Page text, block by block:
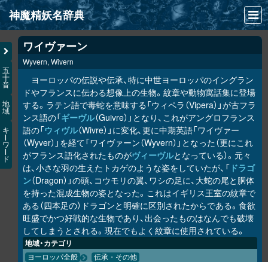
神魔精妖名辞典
NEWS
INFO
文献
検索
凖項目
画像資料便覧
LINK
五
十
音
地
域
キ
ワ
ド
ワイヴァーン
Wyvern, Wivern
ヨーロッパの伝説や伝承、特に中世ヨーロッパのイングラン
ドやフランスに伝わる想像上の生物。紋章や動物寓話集に登場
する。ラテン語で毒蛇を意味する「ウィペラ（Vipera）」が古フラ
ンス語の「ギーヴル（Guivre）」となり、これがアングロフランス
語の「ウィヴル（Wivre）」に変化、更に中期英語「ワイヴァー
（Wyver）」を経て「ワイヴァーン（Wyvern）」となった（更にこれ
がフランス語化されたものがヴィーヴルとなっている）。元々
は、小さな羽の生えたトカゲのような姿をしていたが、「 ドラゴ
ン（Dragon）」の頭、コウモリの翼、ワシの足に、大蛇の尾と胴体
を持った混成生物の姿となった。これはイギリス王室の紋章で
ある（四本足の）ドラゴンと明確に区別されたからである。食欲
旺盛でかつ好戦的な生物であり、出会ったものはなんでも破壊
してしまうとされる。現在でもよく紋章に使用されている。
地域・カテゴリ
ヨーロッパ全般 伝承・その他